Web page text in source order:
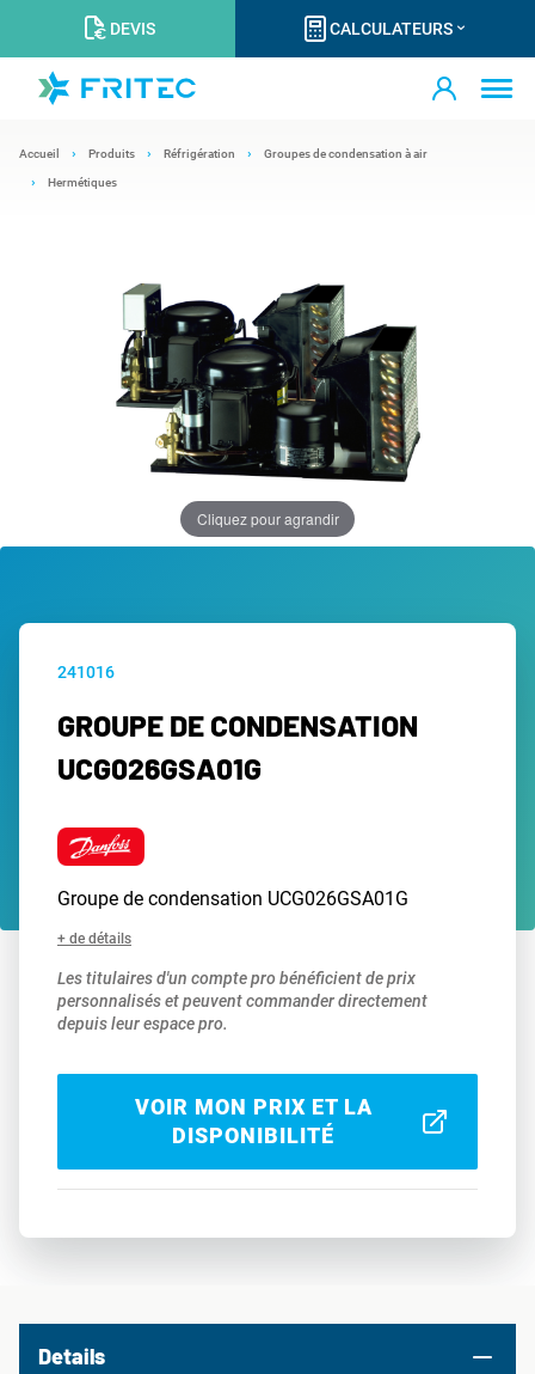
DEVIS CALCULATEURS
Accueil Produits Réfrigération Groupes de condensation à air
Hermétiques
Cliquez pour agrandir
241016
GROUPE DE CONDENSATION
UCG026GSA01G
Groupe de condensation UCG026GSA01G
+ de détails
Les titulaires d'un compte pro bénéficient de prix
personnalisés et peuvent commander directement
depuis leur espace pro.
VOIR MON PRIX ET LA
DISPONIBILITÉ
Details